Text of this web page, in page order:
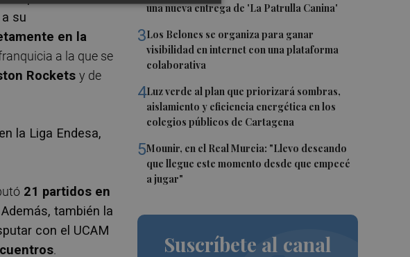
una nueva entrega de 'La Patrulla Canina'
3Los Belones se organiza para ganar
visibilidad en internet con una plataforma
colaborativa
4Luz verde al plan que priorizará sombras,
aislamiento y eficiencia energética en los
colegios públicos de Cartagena
5Mounir, en el Real Murcia: "Llevo deseando
que llegue este momento desde que empecé
a jugar"
Suscríbete al canal
su
en la
a la que se
Rockets y de
en la Liga Endesa,
21 partidos en
Además, también la
con el UCAM
.